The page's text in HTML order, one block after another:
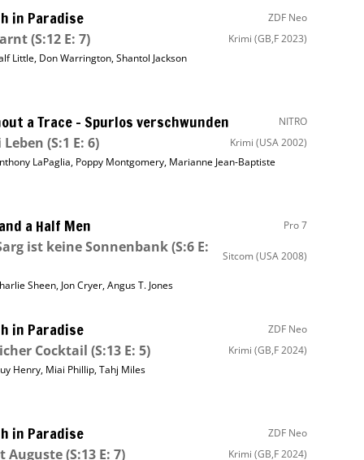
in Paradise ZDF Neo
(S:12 E: 7) Krimi (GB,F 2023)
Little, Don Warrington,Shantol Jackson
a Trace – Spurlos verschwunden NITRO
Leben (S:1 E: 6) Krimi (USA 2002)
LaPaglia, Poppy Montgomery, Marianne Jean-Baptiste
a Half Men Pro 7
ist keine Sonnenbank(S:6 E:
Sitcom (USA 2008)
Sheen, Jon Cryer,Angus T. Jones
in Paradise ZDF Neo
Cocktail (S:13 E: 5) Krimi (GB,F 2024)
Henry, Miai Phillip,Tahj Miles
in Paradise ZDF Neo
Auguste(S:13 E: 7) Krimi (GB,F 2024)